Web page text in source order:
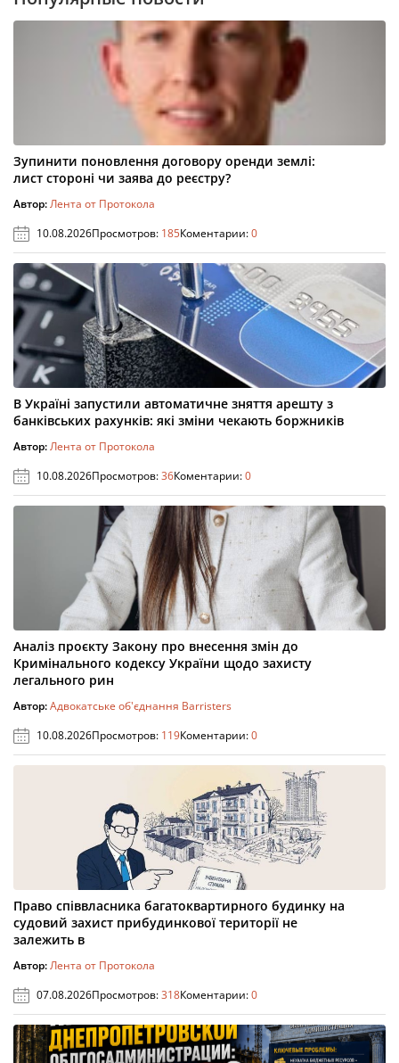
Зупинити поновлення договору оренди землі:
лист стороні чи заява до реєстру?
Автор:Лента от Протокола
10.08.2026Просмотров: 185Коментарии:0
В Україні запустили автоматичне зняття арешту з
банківських рахунків: які зміни чекають боржників
Автор:Лента от Протокола
10.08.2026Просмотров:36Коментарии:0
Аналіз проєкту Закону про внесення змін до
Кримінального кодексу України щодо захисту
легального рин
Автор:Адвокатське об'єднання Barristers
10.08.2026Просмотров: 119Коментарии:0
Право співвласника багатоквартирного будинку на
судовий захист прибудинкової території не
залежить в
Автор:Лента от Протокола
07.08.2026Просмотров:318Коментарии:0